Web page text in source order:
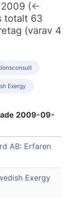
(←
totalt 63
(varav 4
Exergy
2009-09-
AB: Erfaren
Exergy